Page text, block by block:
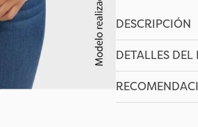
DESCRIPCIÓN
DETALLES